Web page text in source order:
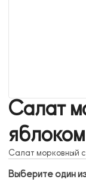
Салат
яблоком
Салат морковный
Выберите один